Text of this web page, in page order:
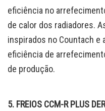
eficiência no
de calor dos radiadores.
inspirados no Countach e
eficiência de
de produção.
5. FREIOS CCM-R PLUS